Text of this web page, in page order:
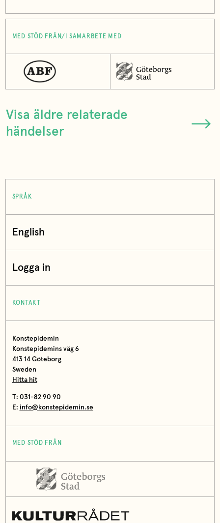
MED STÖD FRÅN/I SAMARBETE MED
Visa äldre relaterade
händelser
SPRÅK
English
Logga in
KONTAKT
Konstepidemin
Konstepidemins väg 6
413 14 Göteborg
Sweden
Hitta hit
T: 031-82 90 90
E: info@konstepidemin.se
MED STÖD FRÅN